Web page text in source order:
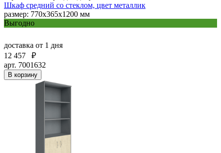
Шкаф средний со стеклом, цвет металлик
размер: 770х365х1200 мм
Выгодно
доставка от 1 дня
12 457
₽
арт. 7001632
В корзину